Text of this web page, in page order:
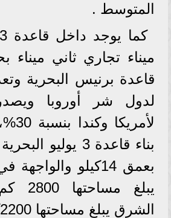
المتوسط .
ميناء تجاري ثاني ميناء
قاعدة برنيس البحرية
لدول شر أوروبا
بناء قاعدة 3
بعمق 14كيلو
يبلغ
الشرق يبلغ مساحتها 2200كم